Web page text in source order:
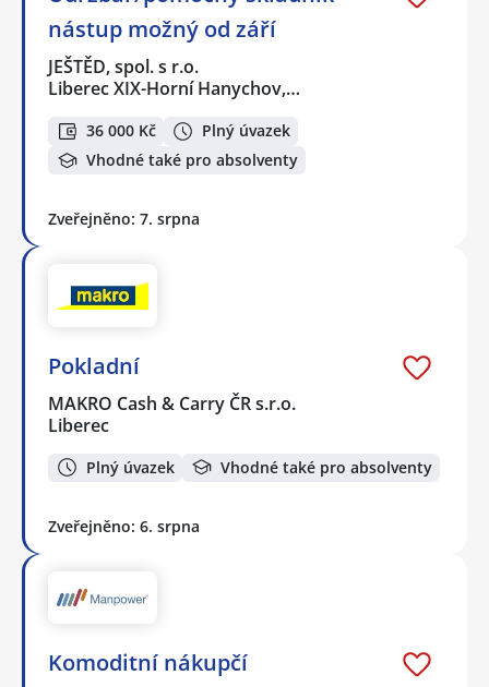
nástup možný od září
JEŠTĚD, spol. s r.o.
Liberec XIX-Horní Hanychov,…
36 000 Kč
Plný úvazek
Vhodné také pro absolventy
Zveřejněno: 7. srpna
Pokladní
MAKRO Cash & Carry ČR s.r.o.
Liberec
Plný úvazek Vhodné také pro absolventy
Zveřejněno: 6. srpna
Komoditní nákupčí